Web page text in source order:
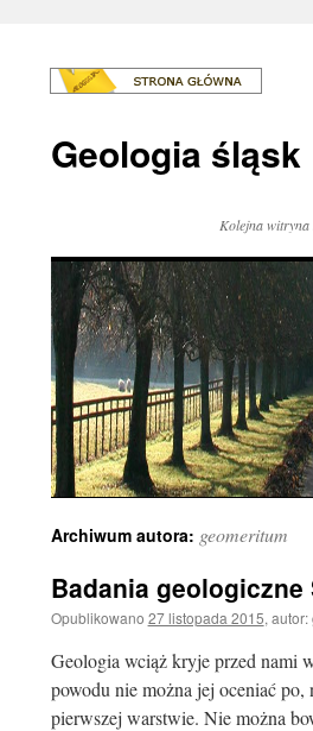
Geologia śląsk
Kolejna
Archiwum autora: geomeritum
Badania geologiczne
Opublikowano 27 listopada 2015, autor:
Geologia wciąż kryje przed nami
powodu nie można jej oceniać po,
pierwszej warstwie. Nie można